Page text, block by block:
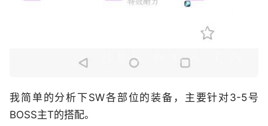
我简单的分析下SW各部位的装备，主要针对3-5号
BOSS主T的搭配。